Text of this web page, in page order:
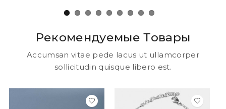
Рекомендуемые Товары
Accumsan vitae pede lacus ut ullamcorper
sollicitudin quisque libero est.